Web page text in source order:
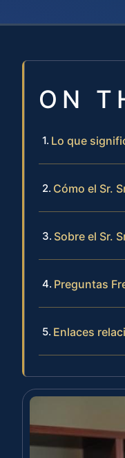
ON
Lo que
Cómo el Sr.
Sobre el Sr.
Preguntas
Enlaces